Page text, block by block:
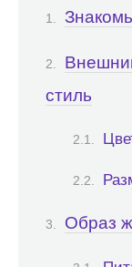
стиль
Образ